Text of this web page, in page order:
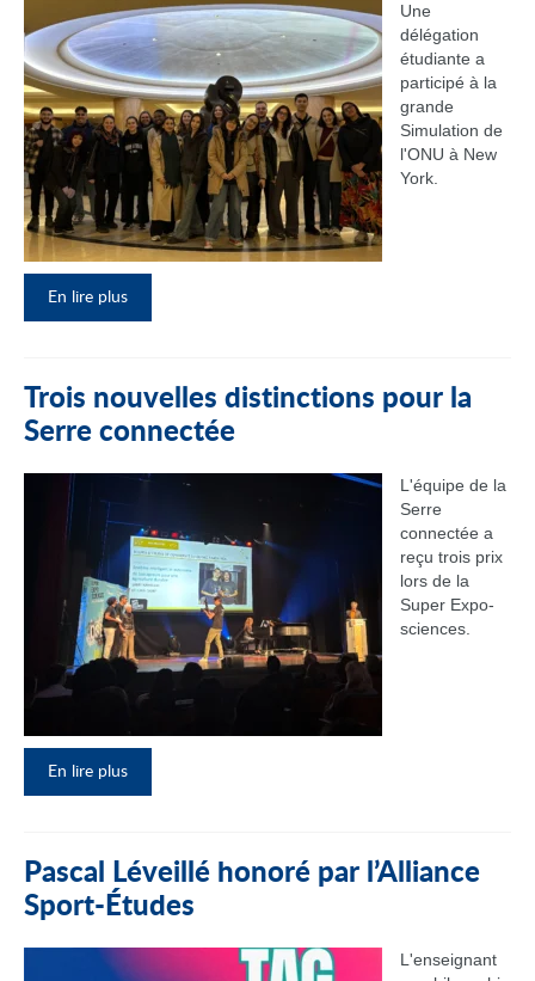
Une
délégation
étudiante a
participé à la
grande
Simulation de
l'ONU à New
York.
En lire plus
Trois nouvelles distinctions pour la
Serre connectée
L'équipe de la
Serre
connectée a
reçu trois prix
lors de la
Super Expo-
sciences.
En lire plus
Pascal Léveillé honoré par l’Alliance
Sport-Études
L'enseignant